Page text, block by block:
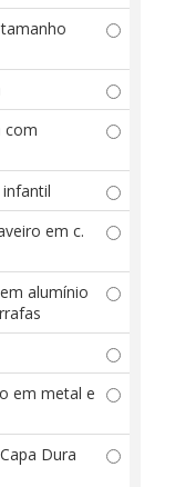
com
em c.
alumínio
em metal e
Dura